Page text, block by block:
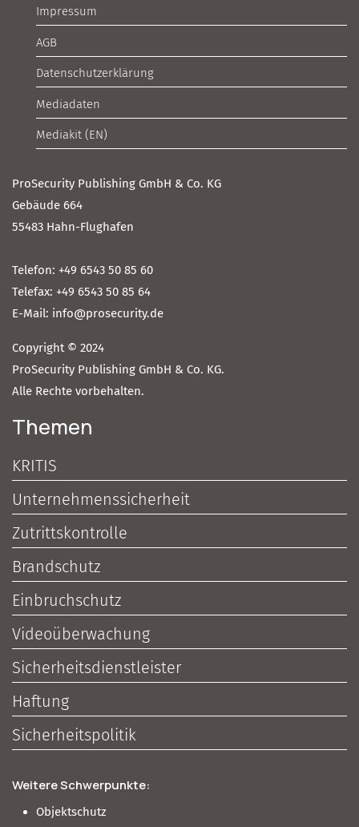
Impressum
AGB
Datenschutzerklärung
Mediadaten
Mediakit (EN)
ProSecurity Publishing GmbH & Co. KG
Gebäude 664
55483 Hahn-Flughafen
Telefon: +49 6543 50 85 60
Telefax: +49 6543 50 85 64
E-Mail: info@prosecurity.de
Copyright © 2024
ProSecurity Publishing GmbH & Co. KG.
Alle Rechte vorbehalten.
Themen
KRITIS
Unternehmenssicherheit
Zutrittskontrolle
Brandschutz
Einbruchschutz
Videoüberwachung
Sicherheitsdienstleister
Haftung
Sicherheitspolitik
Weitere Schwerpunkte:
Objektschutz